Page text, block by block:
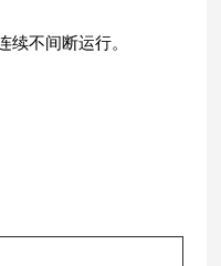
续不间断运行。